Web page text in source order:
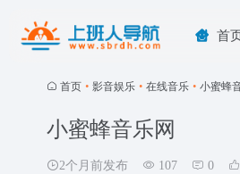
首
首页 • 影音娱乐 • 在线音乐 • 小蜜蜂
小蜜蜂音乐网
2个月前发布 107 0